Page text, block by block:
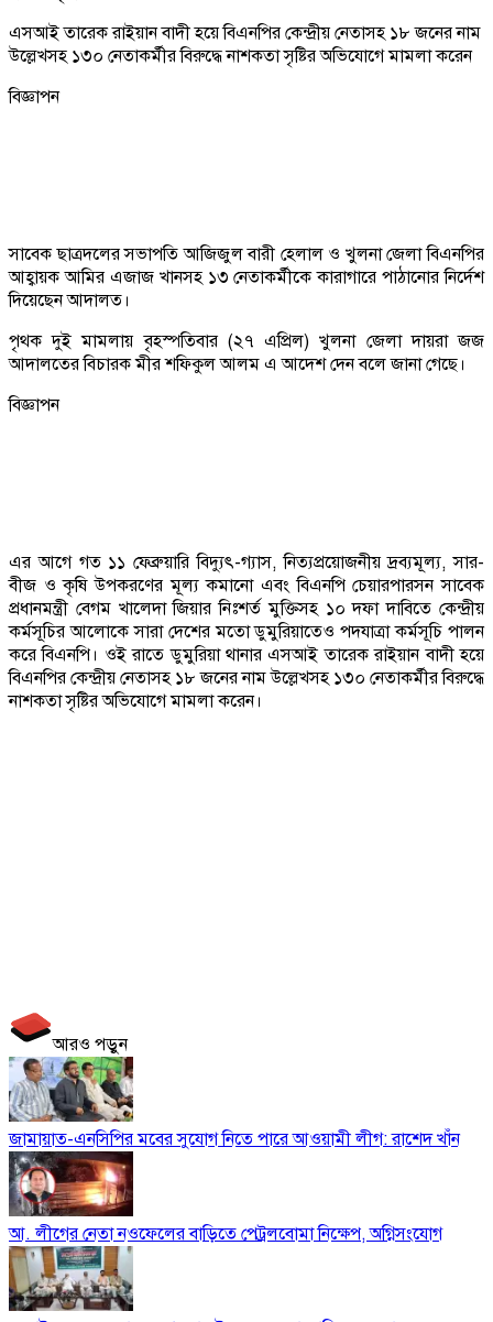
এসআই তারেক রাইয়ান বাদী হয়ে বিএনপির কেন্দ্রীয় নেতাসহ ১৮ জনের নাম
উল্লেখসহ ১৩০ নেতাকর্মীর বিরুদ্ধে নাশকতা সৃষ্টির অভিযোগে মামলা করেন
বিজ্ঞাপন
সাবেক ছাত্রদলের সভাপতি আজিজুল বারী হেলাল ও খুলনা জেলা বিএনপির
আহ্বায়ক আমির এজাজ খানসহ ১৩ নেতাকর্মীকে কারাগারে পাঠানোর নির্দেশ
দিয়েছেন আদালত।
পৃথক দুই মামলায় বৃহস্পতিবার (২৭ এপ্রিল) খুলনা জেলা দায়রা জজ
আদালতের বিচারক মীর শফিকুল আলম এ আদেশ দেন বলে জানা গেছে।
বিজ্ঞাপন
এর আগে গত ১১ ফেব্রুয়ারি বিদ্যুৎ-গ্যাস, নিত্যপ্রয়োজনীয় দ্রব্যমূল্য, সার-
বীজ ও কৃষি উপকরণের মূল্য কমানো এবং বিএনপি চেয়ারপারসন সাবেক
প্রধানমন্ত্রী বেগম খালেদা জিয়ার নিঃশর্ত মুক্তিসহ ১০ দফা দাবিতে কেন্দ্রীয়
কর্মসূচির আলোকে সারা দেশের মতো ডুমুরিয়াতেও পদযাত্রা কর্মসূচি পালন
করে বিএনপি। ওই রাতে ডুমুরিয়া থানার এসআই তারেক রাইয়ান বাদী হয়ে
বিএনপির কেন্দ্রীয় নেতাসহ ১৮ জনের নাম উল্লেখসহ ১৩০ নেতাকর্মীর বিরুদ্ধে
নাশকতা সৃষ্টির অভিযোগে মামলা করেন।
আরও পড়ুন
জামায়াত-এনসিপির মবের সুযোগ নিতে পারে আওয়ামী লীগ: রাশেদ খাঁন
আ. লীগের নেতা নওফেলের বাড়িতে পেট্রলবোমা নিক্ষেপ, অগ্নিসংযোগ